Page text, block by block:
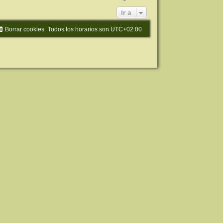
Ir a
Todos los horarios son UTC+02:00
Borrar cookies